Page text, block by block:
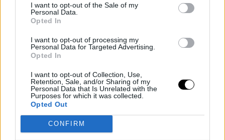
I want to opt-out of the Sale of my
Personal Data.
Opted In
I want to opt-out of processing my
Personal Data for Targeted Advertising.
Opted In
I want to opt-out of Collection, Use,
Retention, Sale, and/or Sharing of my
Personal Data that Is Unrelated with the
Purposes for which it was collected.
Opted Out
CONFIRM